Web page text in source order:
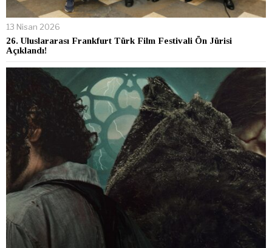
13 Nisan 2026
26. Uluslararası Frankfurt Türk Film Festivali Ön Jürisi
Açıklandı!